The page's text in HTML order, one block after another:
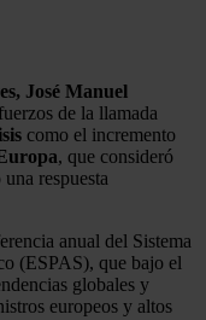
José Manuel
de la llamada
como el incremento
, que consideró
respuesta
anual del Sistema
(ESPAS), que bajo el
globales y
europeos y altos